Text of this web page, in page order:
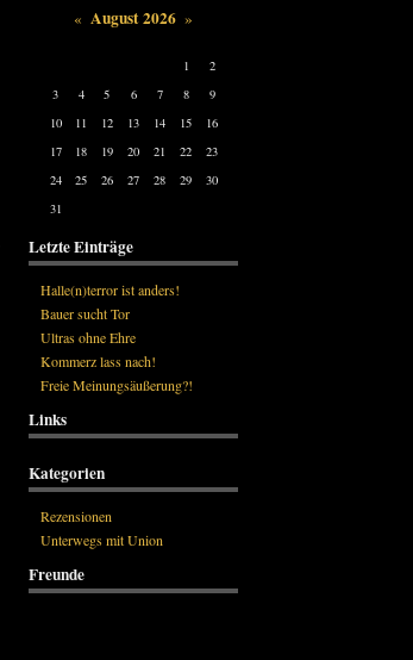
« August 2026 »
1
2
3
4 5 6 7 8
9
10
11 12 13 14 15
16
17
18 19 20 21 22
23
24
25 26 27 28 29
30
31
Letzte Einträge
Halle(n)terror ist anders!
Bauer sucht Tor
Ultras ohne Ehre
Kommerz lass nach!
Freie Meinungsäußerung?!
Links
Kategorien
Rezensionen
Unterwegs mit Union
Freunde